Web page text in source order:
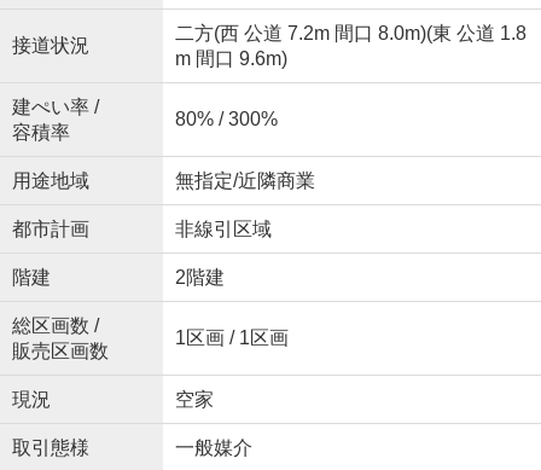
接道状況
二方(西 公道 7.2m 間口 8.0m)(東 公道 1.8
m 間口 9.6m)
建ぺい率 /
容積率
80% / 300%
用途地域 無指定/近隣商業
都市計画 非線引区域
階建 2階建
総区画数 /
販売区画数
1区画 / 1区画
現況 空家
取引態様 一般媒介